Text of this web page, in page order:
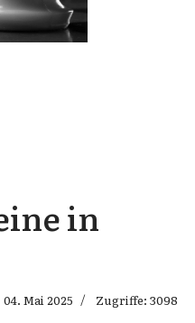
in
04. Mai 2025 Zugriffe: 3098